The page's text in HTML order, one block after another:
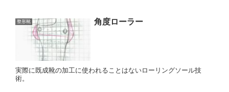
整形靴 角度ローラー
実際に既成靴の加工に使われることはないローリングソール技
術。